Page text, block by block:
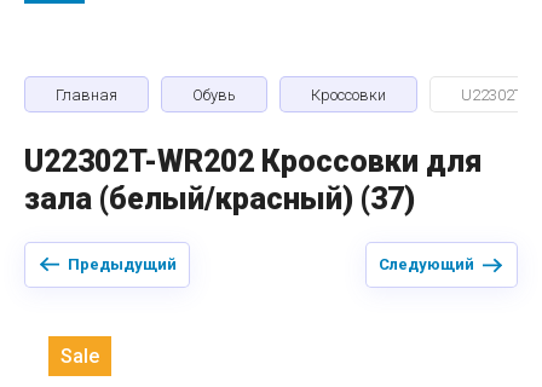
Главная Обувь Кроссовки U22302T-
U22302T-WR202 Кроссовки для
зала (белый/красный) (37)
Предыдущий Следующий
Sale